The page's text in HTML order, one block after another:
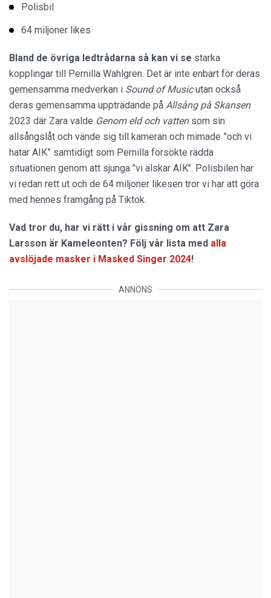
Polisbil
64 miljoner likes
Bland de övriga ledtrådarna så kan vi se starka
kopplingar till Pernilla Wahlgren. Det är inte enbart för deras
gemensamma medverkan i Sound of Musicutan också
deras gemensamma uppträdande på Allsång på Skansen
2023 där Zara valde Genom eld och vattensom sin
allsångslåt och vände sig till kameran och mimade ”och vi
hatar AIK” samtidigt som Pernilla försökte rädda
situationen genom att sjunga "vi älskar AIK". Polisbilen har
vi redan rett ut och de 64 miljoner likesen tror vi har att göra
med hennes framgång på Tiktok.
Vad tror du, har vi rätt i vår gissning om att Zara
Larsson är Kameleonten? Följ vår lista med alla
avslöjade masker i Masked Singer 2024!
ANNONS